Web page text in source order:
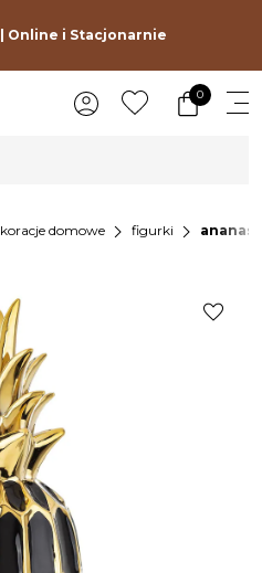
Online i Stacjonarnie
0
domowe chevron_right figurki chevron_right ananas
favorite